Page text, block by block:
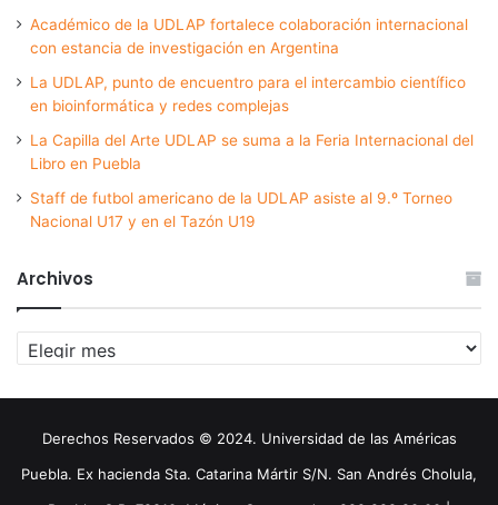
Académico de la UDLAP fortalece colaboración internacional
con estancia de investigación en Argentina
La UDLAP, punto de encuentro para el intercambio científico
en bioinformática y redes complejas
La Capilla del Arte UDLAP se suma a la Feria Internacional del
Libro en Puebla
Staff de futbol americano de la UDLAP asiste al 9.º Torneo
Nacional U17 y en el Tazón U19
Archivos
Archivos
Derechos Reservados © 2024. Universidad de las Américas
Puebla. Ex hacienda Sta. Catarina Mártir S/N. San Andrés Cholula,